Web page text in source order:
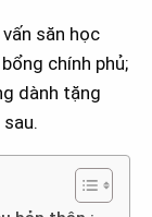
săn học
chính phủ;
dành tặng